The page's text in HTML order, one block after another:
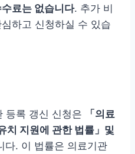
수료는 없습니다. 추가 비
하고 신청하실 수 있습
등록 갱신 신청은
「의료
치 지원에 관한 법률」및
다. 이 법률은 의료기관